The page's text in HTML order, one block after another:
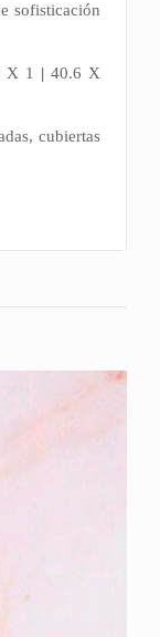
sofisticación
X 1 |40.6 X
cubiertas